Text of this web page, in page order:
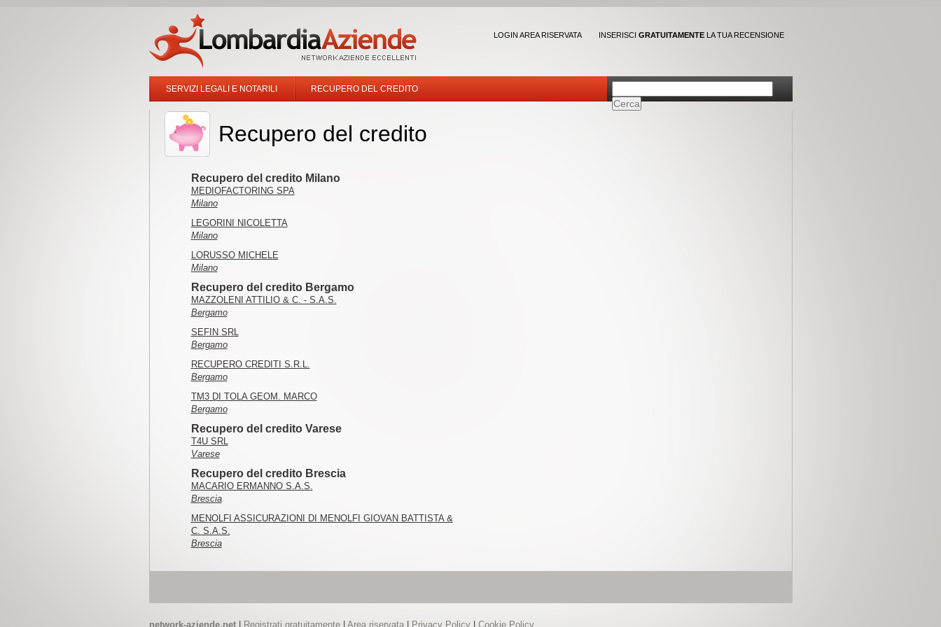
LOGIN AREA RISERVATA INSERISCI GRATUITAMENTELA TUA RECENSIONE
SERVIZI LEGALI E NOTARILI RECUPERO DEL CREDITO
Recupero del credito
Recupero del credito Milano
MEDIOFACTORING SPA
Milano
LEGORINI NICOLETTA
Milano
LORUSSO MICHELE
Milano
Recupero del credito Bergamo
MAZZOLENI ATTILIO & C. - S.A.S.
Bergamo
SEFIN SRL
Bergamo
RECUPERO CREDITI S.R.L.
Bergamo
TM3 DI TOLA GEOM. MARCO
Bergamo
Recupero del credito Varese
T4U SRL
Varese
Recupero del credito Brescia
MACARIO ERMANNO S.A.S.
Brescia
MENOLFI ASSICURAZIONI DI MENOLFI GIOVAN BATTISTA &
C. S.A.S.
Brescia
network-aziende.net| Registrati gratuitamente| Area riservata| Privacy Policy| Cookie Policy